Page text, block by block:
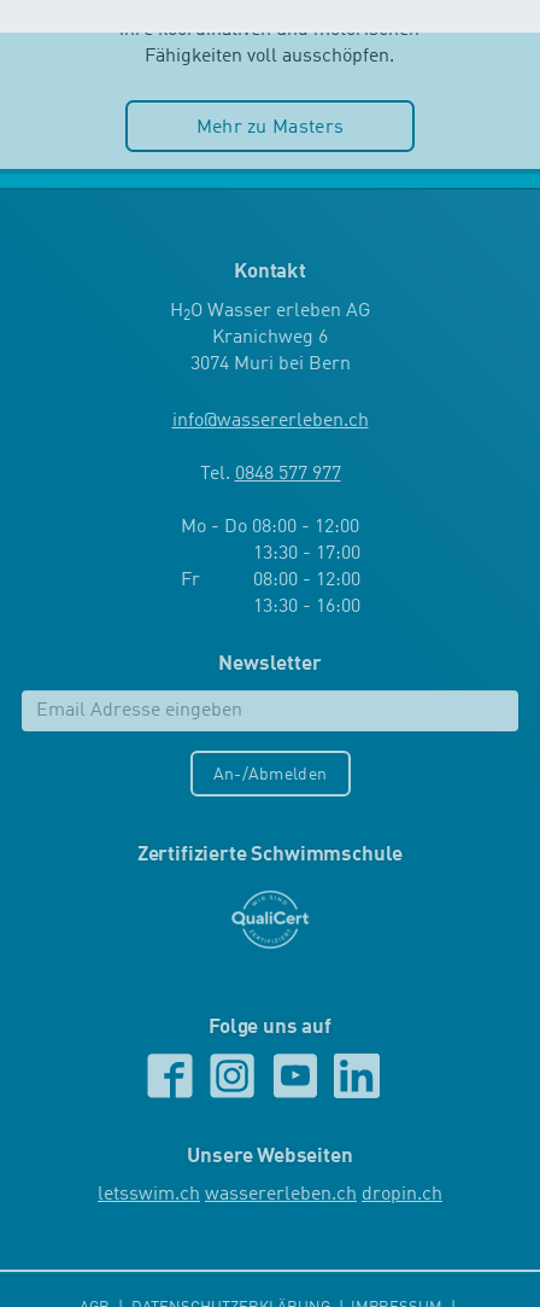
ihre koordinativen und motorischen
Fähigkeiten voll ausschöpfen.
Mehr zu Masters
Kontakt
H2O Wasser erleben AG
Kranichweg 6
3074 Muri bei Bern
info@wassererleben.ch
Tel. 0848 577 977
Mo - Do 08:00 - 12:00
13:30 - 17:00
Fr 08:00 - 12:00
13:30 - 16:00
Newsletter
An-/Abmelden
Zertifizierte Schwimmschule
Folge uns auf
Unsere Webseiten
letsswim.ch wassererleben.ch dropin.ch